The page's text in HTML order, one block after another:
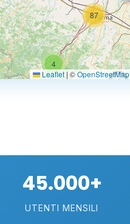
4
87
0.769 €
Leaflet | ©OpenStreetMap
45.000+
UTENTI MENSILI